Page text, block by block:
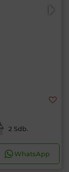
2 Sdb.
WhatsApp